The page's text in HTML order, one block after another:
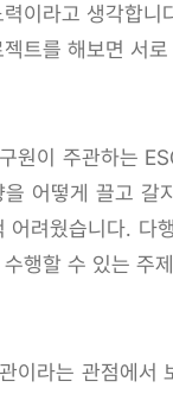
력이라고 생각합
트를 해보면 서
원이 주관하는
을 어떻게 끌고 갈
어려웠습니다. 다
행할 수 있는 주
이라는 관점에서